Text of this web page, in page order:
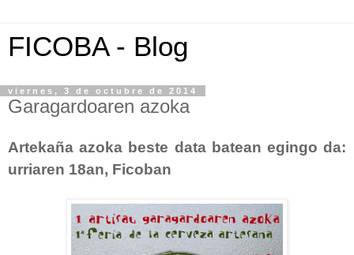
FICOBA - Blog
viernes, 3 de octubre de 2014
Garagardoaren azoka
Artekaña azoka beste data batean egingo da:
urriaren 18an, Ficoban